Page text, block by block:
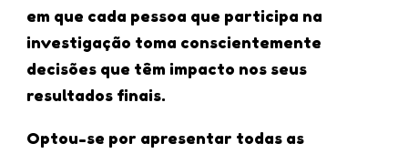
em que cada pessoa que participa na
investigação toma conscientemente
decisões que têm impacto nos seus
resultados finais.
Optou-se por apresentar todas as